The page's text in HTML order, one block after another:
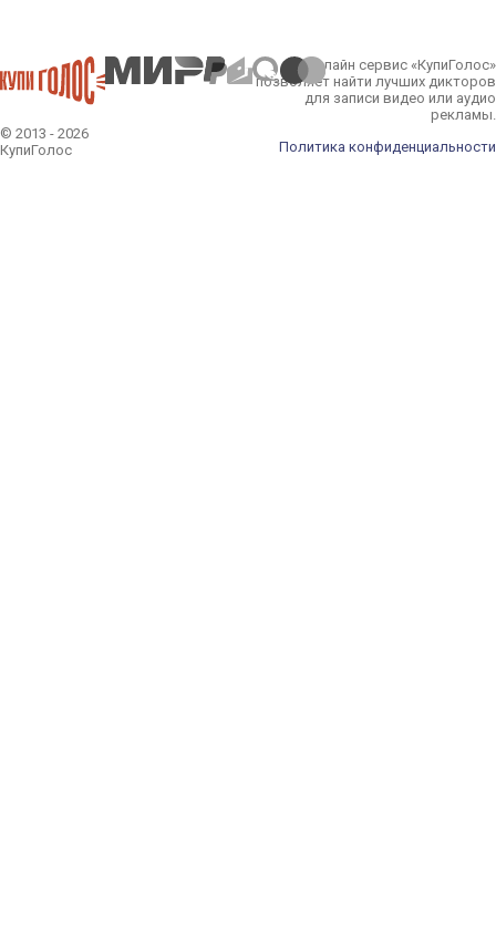
© 2013 - 2026
КупиГолос
Онлайн сервис «КупиГолос»
позволяет найти лучших дикторов
для записи видео или аудио
рекламы.
Политика конфиденциальности